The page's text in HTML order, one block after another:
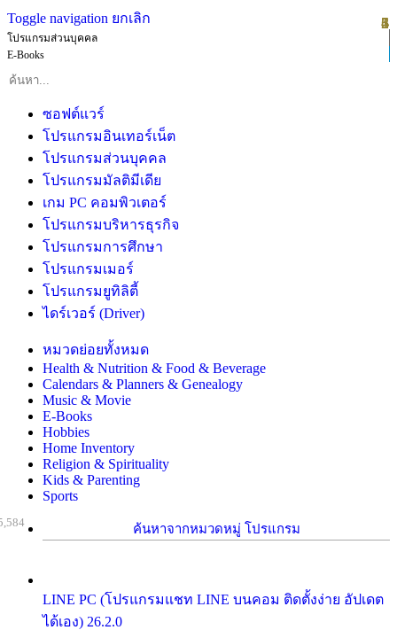
Toggle navigation ยกเลิก
โปรแกรมส่วนบุคคล
E-Books
ซอฟต์แวร์
โปรแกรมอินเทอร์เน็ต
โปรแกรมส่วนบุคคล
โปรแกรมมัลติมีเดีย
เกม PC คอมพิวเตอร์
โปรแกรมบริหารธุรกิจ
โปรแกรมการศึกษา
โปรแกรมเมอร์
โปรแกรมยูทิลิตี้
ไดร์เวอร์ (Driver)
หมวดย่อยทั้งหมด
Health & Nutrition & Food & Beverage
Calendars & Planners & Genealogy
Music & Movie
E-Books
Hobbies
Home Inventory
Religion & Spirituality
Kids & Parenting
Sports
ค้นหาจากหมวดหมู่ โปรแกรม
LINE PC (โปรแกรมแชท LINE บนคอม ติดตั้งง่าย อัปเดต
ได้เอง) 26.2.0
1
2
3
4
5
6